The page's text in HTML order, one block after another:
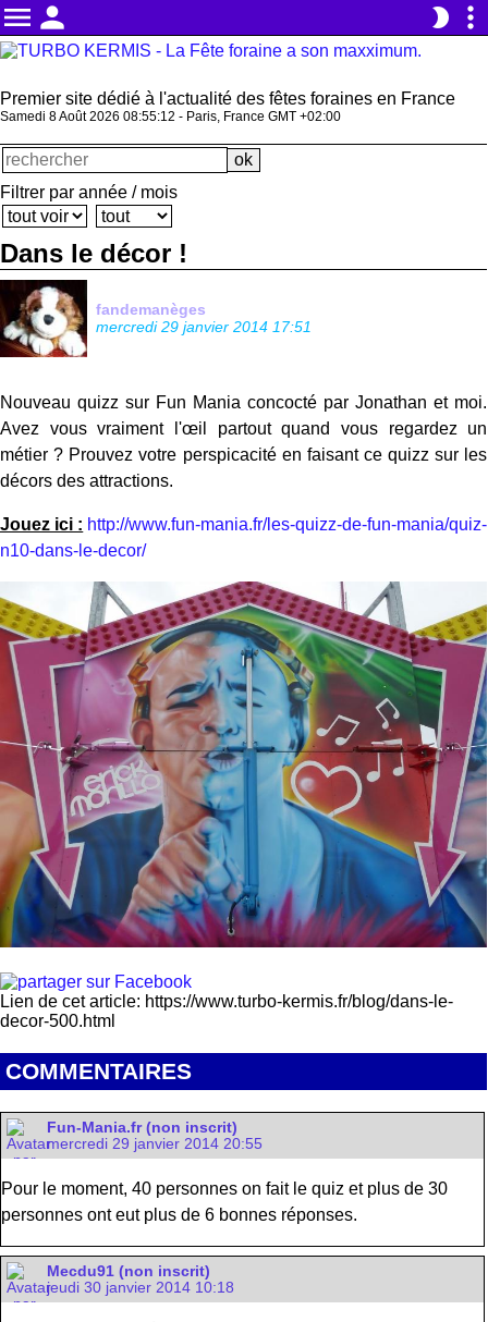
menu person brightness_2 more_vert
Premier site dédié à l'actualité des fêtes foraines en France
Samedi 8 Août 2026 08:55:12 - Paris, France GMT +02:00
Filtrer par année / mois
Dans le décor !
fandemanèges
mercredi 29 janvier 2014 17:51
Nouveau quizz sur Fun Mania concocté par Jonathan et moi.
Avez vous vraiment l'œil partout quand vous regardez un
métier ? Prouvez votre perspicacité en faisant ce quizz sur les
décors des attractions.
Jouez ici : http://www.fun-mania.fr/les-quizz-de-fun-mania/quiz-
n10-dans-le-decor/
Lien de cet article: https://www.turbo-kermis.fr/blog/dans-le-
decor-500.html
COMMENTAIRES
Fun-Mania.fr (non inscrit)
mercredi 29 janvier 2014 20:55
Pour le moment, 40 personnes on fait le quiz et plus de 30
personnes ont eut plus de 6 bonnes réponses.
Mecdu91 (non inscrit)
jeudi 30 janvier 2014 10:18